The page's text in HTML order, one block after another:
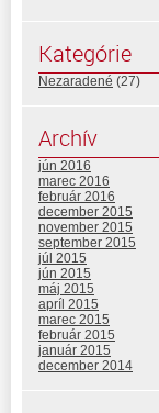
Kategórie
Nezaradené (27)
Archív
jún 2016
marec 2016
február 2016
december 2015
november 2015
september 2015
júl 2015
jún 2015
máj 2015
apríl 2015
marec 2015
február 2015
január 2015
december 2014